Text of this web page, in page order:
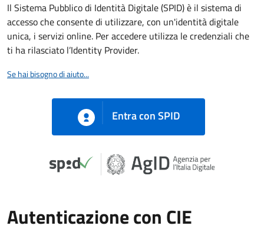
Il Sistema Pubblico di Identità Digitale (SPID) è il sistema di
accesso che consente di utilizzare, con un'identità digitale
unica, i servizi online. Per accedere utilizza le credenziali che
ti ha rilasciato l’Identity Provider.
Se hai bisogno di aiuto...
Entra con SPID
Autenticazione con CIE